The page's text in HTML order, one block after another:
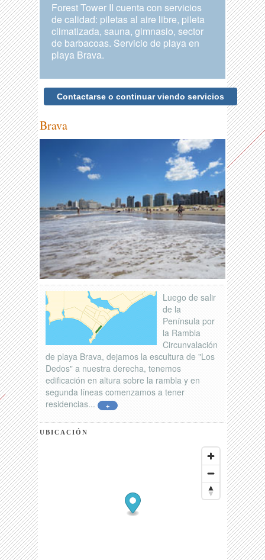
Forest Tower II cuenta con servicios
de calidad: piletas al aire libre, pileta
climatizada, sauna, gimnasio, sector
de barbacoas. Servicio de playa en
playa Brava.
Contactarse o continuar viendo servicios
Brava
Luego de salir
de la
Península por
la Rambla
Circunvalación
de playa Brava, dejamos la escultura de "Los
Dedos" a nuestra derecha, tenemos
edificación en altura sobre la rambla y en
segunda líneas comenzamos a tener
residencias...
+
UBICACIÓN